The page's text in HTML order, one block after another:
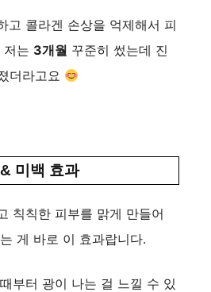
고 콜라겐 손상을 억제해서 피
저는 3개월 꾸준히 썼는데 진
더라고요
미백 효과
칙칙한 피부를 맑게 만들어
게 바로 이 효과랍니다.
부터 광이 나는 걸 느낄 수 있